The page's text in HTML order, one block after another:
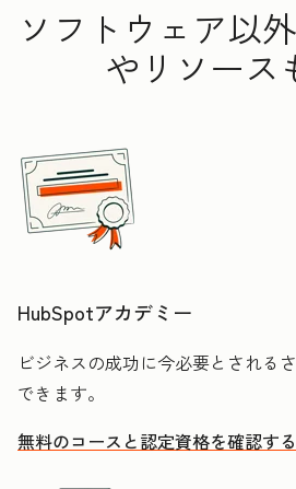
ソフトウェア以
やリソース
HubSpotアカデミー
ビジネスの成功に今必要とされる
できます。
無料のコースと認定資格を確認する